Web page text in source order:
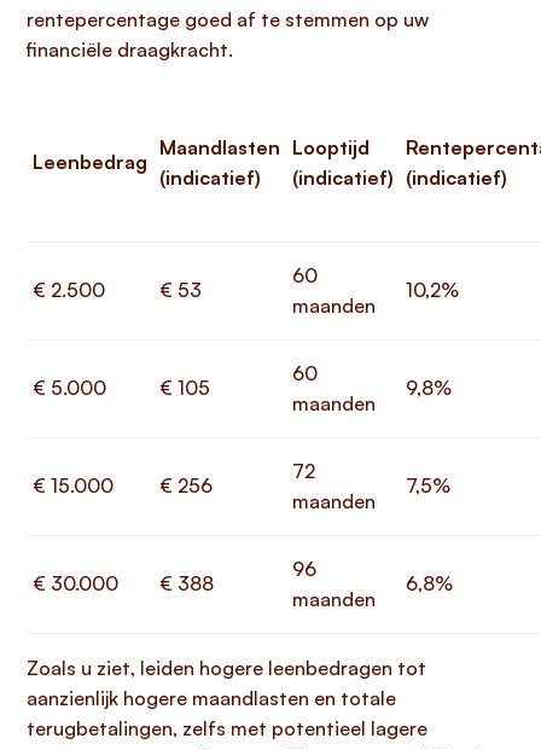
rentepercentage goed af te stemmen op uw
financiële draagkracht.
Leenbedrag
Maandlasten
(indicatief)
Looptijd
(indicatief) (indicatief)
€ 2.500 € 53
60
maanden
10,2%
€ 5.000 € 105
60
maanden
9,8%
€ 15.000 € 256
72
maanden
7,5%
€ 30.000 € 388
96
maanden
6,8%
Zoals u ziet, leiden hogere leenbedragen tot
aanzienlijk hogere maandlasten en totale
terugbetalingen, zelfs met potentieel lagere